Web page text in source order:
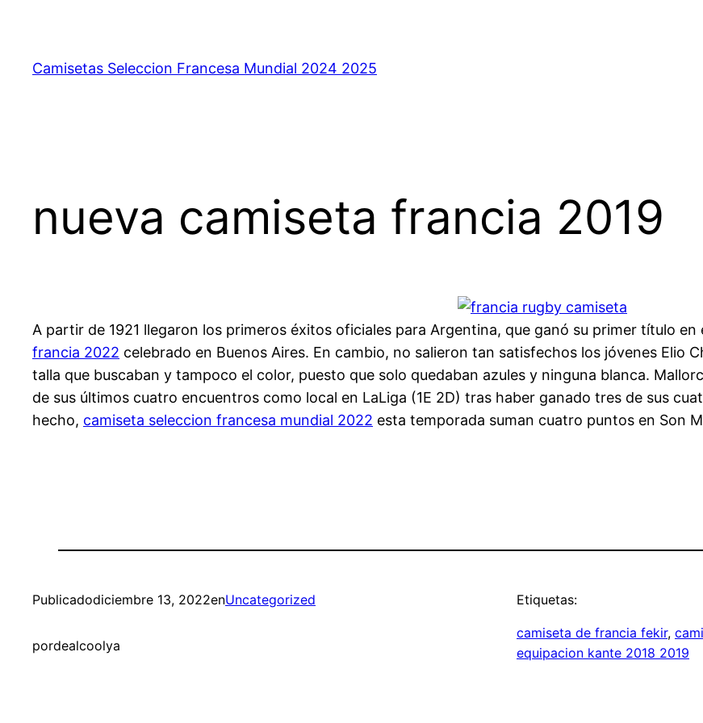
contenido
Camisetas Seleccion Francesa Mundial 2024 2025
nueva camiseta francia 2019
A partir de 1921 llegaron los primeros éxitos oficiales para Argentina, que ganó su primer título en
francia 2022 celebrado en Buenos Aires. En cambio, no salieron tan satisfechos los jóvenes Elio
talla que buscaban y tampoco el color, puesto que solo quedaban azules y ninguna blanca.
de sus últimos cuatro encuentros como local en LaLiga (1E 2D) tras haber ganado tres de sus
hecho, camiseta seleccion francesa mundial 2022 esta temporada suman cuatro puntos en Son
Publicadodiciembre 13, 2022enUncategorized
pordealcoolya
Etiquetas:
camiseta de francia fekir,
equipacion kante 2018 2019